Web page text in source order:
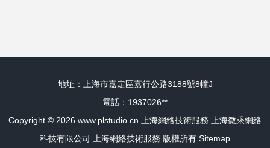
地址：上海市嘉定區嘉行公路3188號8幢J
電話：1937026**
Copyright © 2026 www.plstudio.cn 上海網絡技術服務
上海微乘網絡
科技有限公司
上海網絡技術服務 版權所有 Sitemap